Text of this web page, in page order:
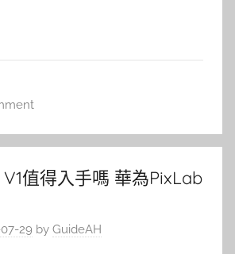
值得入手嗎 華為PixLab
29 by GuideAH